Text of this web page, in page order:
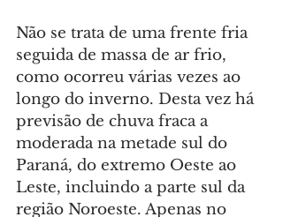
Não se trata de uma frente fria
seguida de massa de ar frio,
como ocorreu várias vezes ao
longo do inverno. Desta vez há
previsão de chuva fraca a
moderada na metade sul do
Paraná, do extremo Oeste ao
Leste, incluindo a parte sul da
região Noroeste. Apenas no